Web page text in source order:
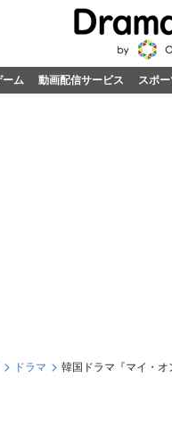
ーム 動画配信サービス スポー
ドラマ 韓国ドラマ『マイ・